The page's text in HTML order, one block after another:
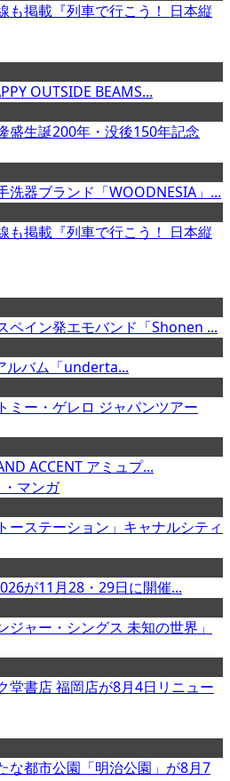
も掲載『列車で行こう！ 日本縦
OUTSIDE BEAMS...
盛生誕200年・没後150年記念
洗器ブランド「WOODNESIA」...
も掲載『列車で行こう！ 日本縦
ペイン発エモバンド「Shonen ...
ルバム「underta...
ミー・ゲレロ ジャパンツアー
ACCENT アミュプ...
マンガ
ーステーション」キャナルシティ
が11月28・29日に開催...
ジャー・シングス 未知の世界」
堂書店 福岡店が8月4日リニュー
な都市公園「明治公園」が8月7